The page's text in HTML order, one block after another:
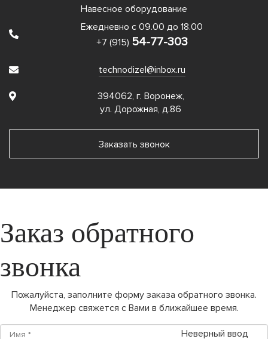
Навесное оборудование
Ежедневно с 09.00 до 18.00
+7 (915) 54-77-303
technodizel@inbox.ru
394062, г. Воронеж,
ул. Дорожная, д.86
Заказать звонок
Заказ обратного
звонка
Пожалуйста, заполните форму заказа обратного звонка.
Менеджер свяжется с Вами в ближайшее время.
Неверный ввод